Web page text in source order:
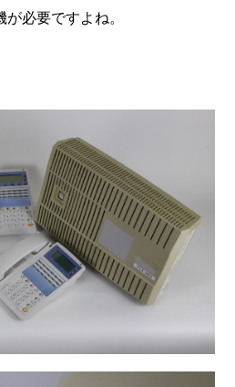
必要ですよね。